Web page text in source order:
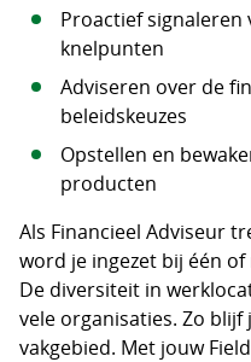
Proactief
knelpunten
Adviseren over de
beleidskeuzes
Opstellen en
producten
Als Financieel Adviseur
word je ingezet bij één
De diversiteit in
vele organisaties. Zo
vakgebied. Met jouw